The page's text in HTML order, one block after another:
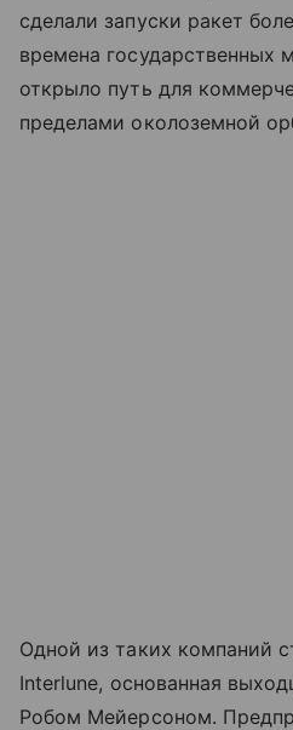
сделали запуски ракет
времена государственных
открыло путь для
пределами околоземной
Одной из таких компаний
Interlune, основанная
Робом Мейерсоном.